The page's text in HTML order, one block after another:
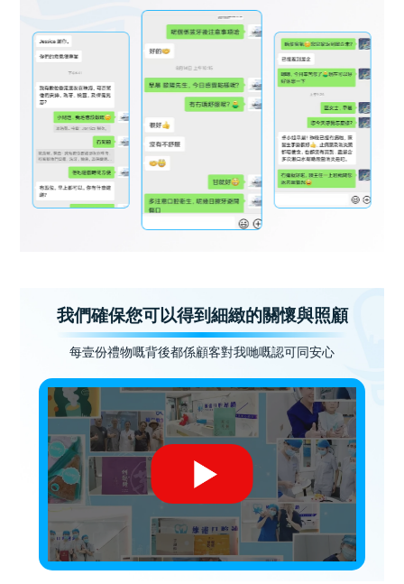
我們確保您可以得到細緻的關懷與照顧
每壹份禮物嘅背後都係顧客對我哋嘅認可同安心